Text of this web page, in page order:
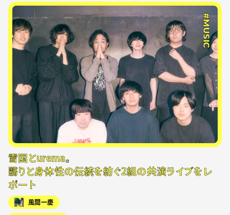
#MUSIC
雪国とurema。
翳りと身体性の伝統を紡ぐ2組の共演ライブをレ
ポート
風間一慶